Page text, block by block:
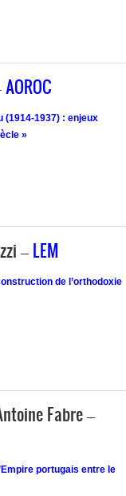
AOROC
(1914-1937) : enjeux
»
–LEM
de l’orthodoxie
Fabre –
portugais entre le